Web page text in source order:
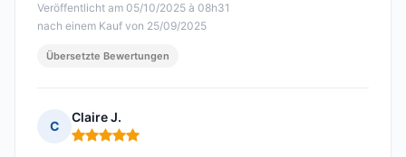
Veröffentlicht am 05/10/2025 à 08h31
nach einem Kauf von 25/09/2025
Übersetzte Bewertungen
C
Claire J.
Hinweis: 5 von 5